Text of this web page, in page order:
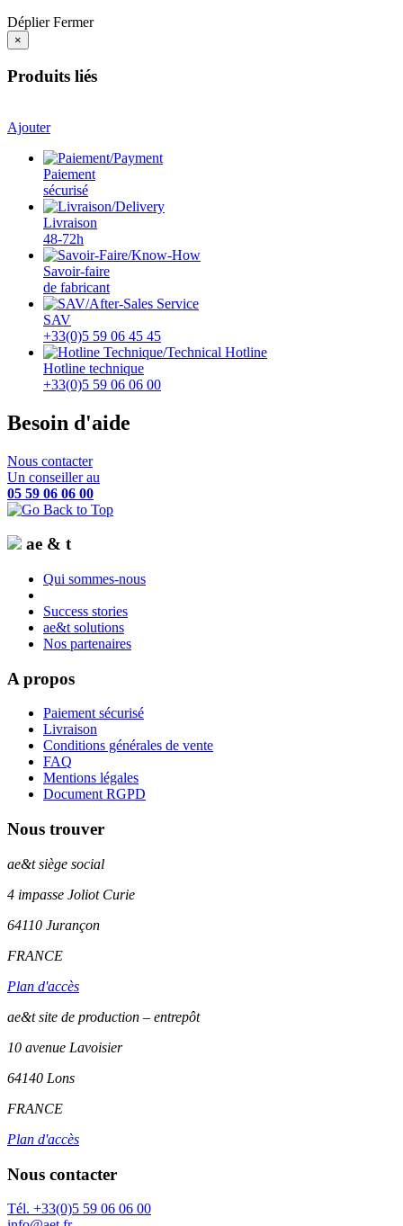
Déplier Fermer
×
Produits liés
Ajouter
Paiement
sécurisé
Livraison
48-72h
Savoir-faire
de fabricant
SAV
+33(0)5 59 06 45 45
Hotline technique
+33(0)5 59 06 06 00
Besoin d'aide
Nous contacter
Un conseiller au
05 59 06 06 00
ae & t
Qui sommes-nous
Success stories
ae&t solutions
Nos partenaires
A propos
Paiement sécurisé
Livraison
Conditions générales de vente
FAQ
Mentions légales
Document RGPD
Nous trouver
ae&tsiège social
4 impasse Joliot Curie
64110 Jurançon
FRANCE
Plan d'accès
ae&t site de production – entrepôt
10 avenue Lavoisier
64140 Lons
FRANCE
Plan d'accès
Nous contacter
Tél. +33(0)5 59 06 06 00